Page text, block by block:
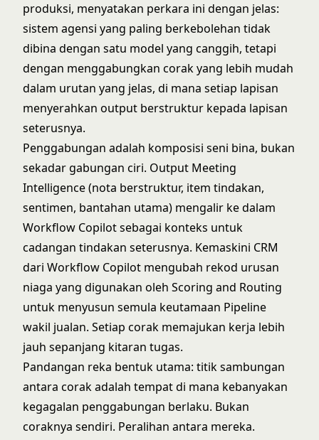
produksi, menyatakan perkara ini dengan jelas:
sistem agensi yang paling berkebolehan tidak
dibina dengan satu model yang canggih, tetapi
dengan menggabungkan corak yang lebih mudah
dalam urutan yang jelas, di mana setiap lapisan
menyerahkan output berstruktur kepada lapisan
seterusnya.
Penggabungan adalah komposisi seni bina, bukan
sekadar gabungan ciri. Output Meeting
Intelligence (nota berstruktur, item tindakan,
sentimen, bantahan utama) mengalir ke dalam
Workflow Copilot sebagai konteks untuk
cadangan tindakan seterusnya. Kemaskini CRM
dari Workflow Copilot mengubah rekod urusan
niaga yang digunakan oleh Scoring and Routing
untuk menyusun semula keutamaan Pipeline
wakil jualan. Setiap corak memajukan kerja lebih
jauh sepanjang kitaran tugas.
Pandangan reka bentuk utama: titik sambungan
antara corak adalah tempat di mana kebanyakan
kegagalan penggabungan berlaku. Bukan
coraknya sendiri. Peralihan antara mereka.